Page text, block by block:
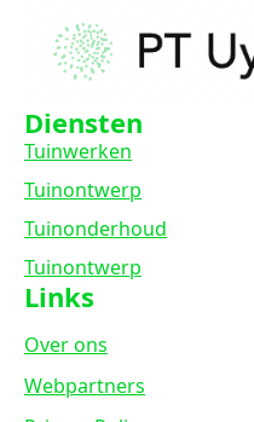
Diensten
Tuinwerken
Tuinontwerp
Tuinonderhoud
Tuinontwerp
Links
Over ons
Webpartners